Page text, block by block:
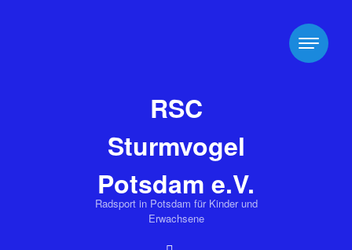
RSC
Sturmvogel
Potsdam e.V.
Radsport in Potsdam für Kinder und
Erwachsene